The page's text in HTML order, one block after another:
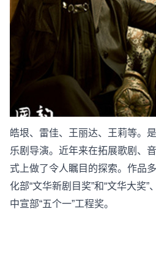
皓垠、雷佳、王丽达、王莉等。
乐剧导演。近年来在拓展歌剧、
式上做了令人瞩目的探索。作品
化部“文华新剧目奖”和“文华大奖”
中宣部“五个一”工程奖。